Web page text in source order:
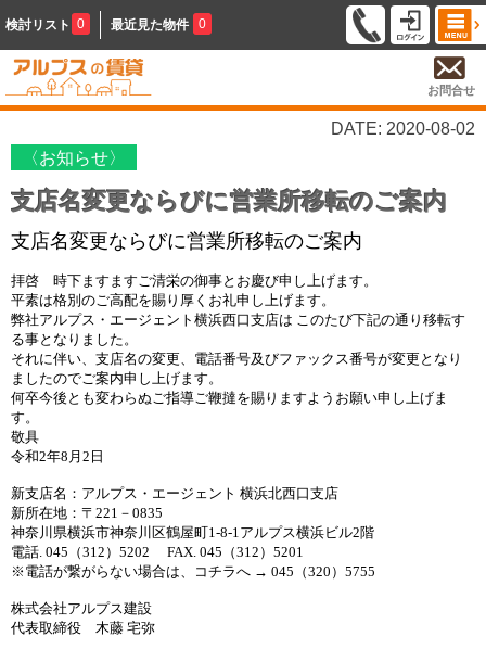
検討リスト 0 最近見た物件 0
お問合せ
DATE: 2020-08-02
〈お知らせ〉
支店名変更ならびに営業所移転のご案内
支店名変更ならびに営業所移転のご案内
拝啓 時下ますますご清栄の御事とお慶び申し上げます。
平素は格別のご高配を賜り厚くお礼申し上げます。
弊社アルプス・エージェント横浜西口支店は このたび下記の通り移転す
る事となりました。
それに伴い、支店名の変更、電話番号及びファックス番号が変更となり
ましたのでご案内申し上げます。
何卒今後とも変わらぬご指導ご鞭撻を賜りますようお願い申し上げま
す。
敬具
令和2年8月2日
新支店名：アルプス・エージェント 横浜北西口支店
新所在地：〒221－0835
神奈川県横浜市神奈川区鶴屋町1-8-1アルプス横浜ビル2階
電話. 045（312）5202 FAX. 045（312）5201
※電話が繋がらない場合は、コチラへ → 045（320）5755
株式会社アルプス建設
代表取締役 木藤 宅弥